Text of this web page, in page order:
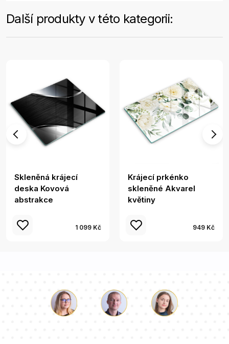
Další produkty v této kategorii:
Skleněná krájecí
deska Kovová
abstrakce
1 099 Kč
Krájecí prkénko
skleněné Akvarel
květiny
949 Kč